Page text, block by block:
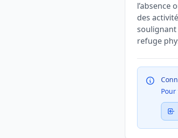
l’absence
des
soulignant
refuge